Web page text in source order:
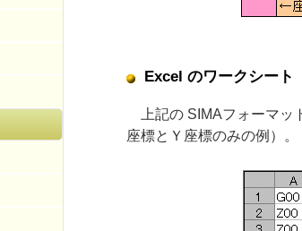
Excel のワークシート
上記の SIMAフォーマッ
座標とＹ座標のみの例）。